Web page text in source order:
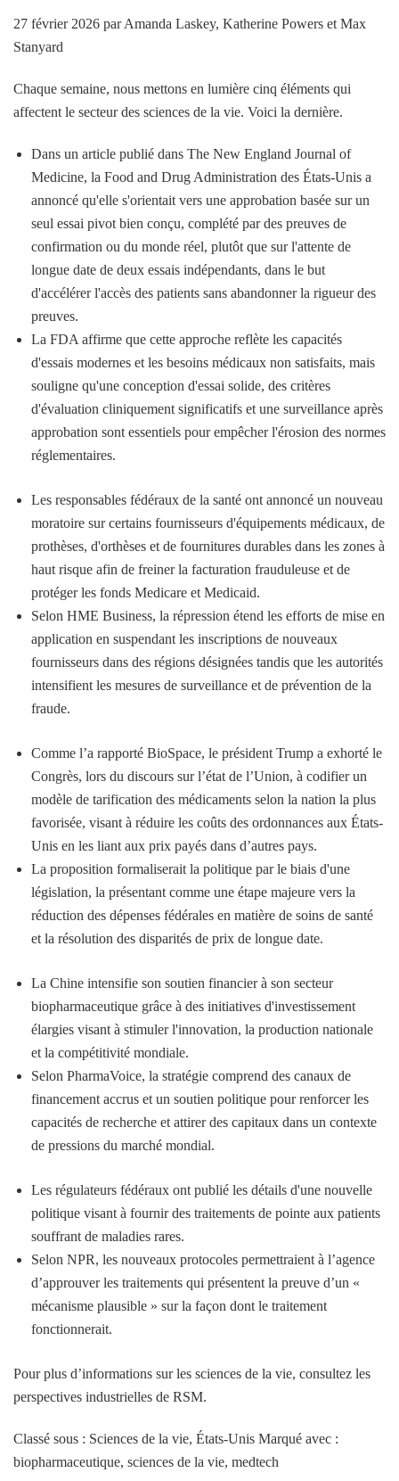
27 février 2026 par Amanda Laskey, Katherine Powers et Max
Stanyard
Chaque semaine, nous mettons en lumière cinq éléments qui
affectent le secteur des sciences de la vie. Voici la dernière.
Dans un article publié dans The New England Journal of
Medicine, la Food and Drug Administration des États-Unis a
annoncé qu'elle s'orientait vers une approbation basée sur un
seul essai pivot bien conçu, complété par des preuves de
confirmation ou du monde réel, plutôt que sur l'attente de
longue date de deux essais indépendants, dans le but
d'accélérer l'accès des patients sans abandonner la rigueur des
preuves.
La FDA affirme que cette approche reflète les capacités
d'essais modernes et les besoins médicaux non satisfaits, mais
souligne qu'une conception d'essai solide, des critères
d'évaluation cliniquement significatifs et une surveillance après
approbation sont essentiels pour empêcher l'érosion des normes
réglementaires.
Les responsables fédéraux de la santé ont annoncé un nouveau
moratoire sur certains fournisseurs d'équipements médicaux, de
prothèses, d'orthèses et de fournitures durables dans les zones à
haut risque afin de freiner la facturation frauduleuse et de
protéger les fonds Medicare et Medicaid.
Selon HME Business, la répression étend les efforts de mise en
application en suspendant les inscriptions de nouveaux
fournisseurs dans des régions désignées tandis que les autorités
intensifient les mesures de surveillance et de prévention de la
fraude.
Comme l’a rapporté BioSpace, le président Trump a exhorté le
Congrès, lors du discours sur l’état de l’Union, à codifier un
modèle de tarification des médicaments selon la nation la plus
favorisée, visant à réduire les coûts des ordonnances aux États-
Unis en les liant aux prix payés dans d’autres pays.
La proposition formaliserait la politique par le biais d'une
législation, la présentant comme une étape majeure vers la
réduction des dépenses fédérales en matière de soins de santé
et la résolution des disparités de prix de longue date.
La Chine intensifie son soutien financier à son secteur
biopharmaceutique grâce à des initiatives d'investissement
élargies visant à stimuler l'innovation, la production nationale
et la compétitivité mondiale.
Selon PharmaVoice, la stratégie comprend des canaux de
financement accrus et un soutien politique pour renforcer les
capacités de recherche et attirer des capitaux dans un contexte
de pressions du marché mondial.
Les régulateurs fédéraux ont publié les détails d'une nouvelle
politique visant à fournir des traitements de pointe aux patients
souffrant de maladies rares.
Selon NPR, les nouveaux protocoles permettraient à l’agence
d’approuver les traitements qui présentent la preuve d’un «
mécanisme plausible » sur la façon dont le traitement
fonctionnerait.
Pour plus d’informations sur les sciences de la vie, consultez les
perspectives industrielles de RSM.
Classé sous : Sciences de la vie, États-Unis Marqué avec :
biopharmaceutique, sciences de la vie, medtech